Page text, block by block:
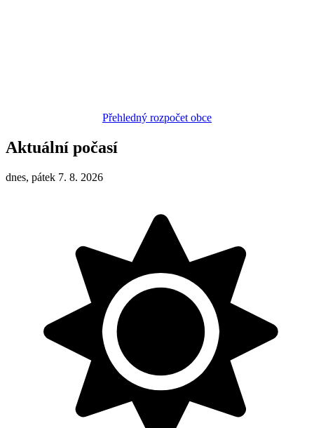
Přehledný rozpočet obce
Aktuální počasí
dnes, pátek 7. 8. 2026